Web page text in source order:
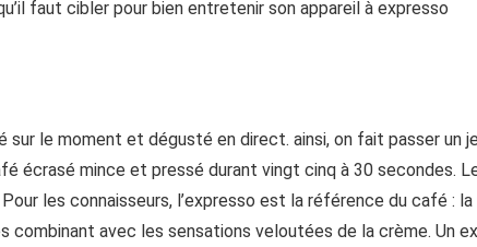
faut cibler pour bien entretenir son appareil à expresso
sur le moment et dégusté en direct. ainsi, on fait passer un
écrasé mince et pressé durant vingt cinq à 30 secondes.
les connaisseurs, l’expresso est la référence du café :
combinant avec les sensations veloutées de la crème. Un